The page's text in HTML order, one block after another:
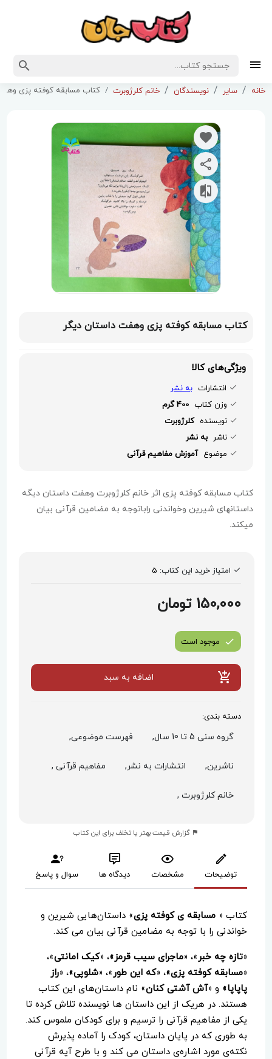
خانه سایر نویسندگان خانم کلرژوبرت کتاب مسابقه کوفته پزی
کتاب مسابقه کوفته پزی وهفت داستان دیگر
ویژگی‌های کالا
انتشارات به نشر
وزن کتاب 400 گرم
نویسنده کلرژوبرت
ناشر به نشر
موضوع آموزش مفاهیم قرآنی
کتاب مسابقه کوفته پزی اثر خانم کلرژوبرت وهفت داستان دیگه
داستانهای شیرین وخواندنی راباتوجه به مضامین قرآنی بیان
میکند.
امتیاز خرید این کتاب: 5
150,000 تومان
موجود است
اضافه به سبد
دسته بندی:
گروه سنی 5 تا 10 سال, فهرست موضوعی,
ناشرین, انتشارات به نشر, مفاهیم قرآنی ,
خانم کلرژوبرت ,
گزارش قیمت بهتر یا تخلف برای این کتاب
توضیحات مشخصات دیدگاه ها سوال و پاسخ
کتاب « مسابقه ی کوفته پزی» داستان‌هایی شیرین و
خواندنی را با توجه به مضامین قرآنی بیان می کند.
«تازه چه خبر »، «ماجرای سیب قرمز»، «کیک امانتی»،
«مسابقه کوفته پزی»، «که این طور »، «شلوپی»، «راز
پاپاپا» و «آش آشتی کنان» نام داستان‌های این کتاب
هستند. در هریک از این داستان ها نویسنده تلاش کرده تا
یکی از مفاهیم قرآنی را ترسیم و برای کودکان ملموس کند.
به طوری که در پایان داستان، کودک را آماده پذیرش
نکته‌ی مورد اشاره‌ی داستان می کند و با طرح آیه قرآنی